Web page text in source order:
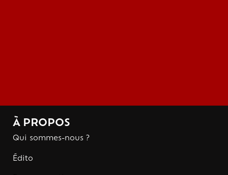
À PROPOS
Qui sommes-nous ?
Édito